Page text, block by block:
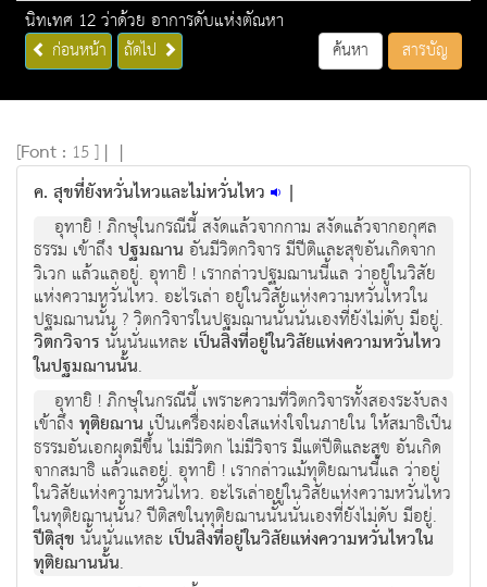
นิทเทศ 12 ว่าด้วย อาการดับแห่งตัณหา
ก่อนหน้า ถัดไป ค้นหา สารบัญ
[Font : 15 ] | |
ค. สุขที่ยังหวั่นไหวและไม่หวั่นไหว |
อุทายิ ! ภิกษุในกรณีนี้ สงัดแล้วจากกาม สงัดแล้วจากอกุศล
ธรรม เข้าถึง ปฐมฌาน อันมีวิตกวิจาร มีปีติและสุขอันเกิดจาก
วิเวก แล้วแลอยู่. อุทายิ ! เรากล่าวปฐมฌานนี้แล ว่าอยู่ในวิสัย
แห่งความหวั่นไหว. อะไรเล่า อยู่ในวิสัยแห่งความหวั่นไหวใน
ปฐมฌานนั้น ? วิตกวิจารในปฐมฌานนั้นนั่นเองที่ยังไม่ดับ มีอยู่.
วิตกวิจาร นั้นนั่นแหละ เป็นสิ่งที่อยู่ในวิสัยแห่งความหวั่นไหว
ในปฐมฌานนั้น.
อุทายิ ! ภิกษุในกรณีนี้ เพราะความที่วิตกวิจารทั้งสองระงับลง
เข้าถึง ทุติยฌานเป็นเครื่องผ่องใสแห่งใจในภายใน ให้สมาธิเป็น
ธรรมอันเอกผุดมีขึ้น ไม่มีวิตก ไม่มีวิจาร มีแต่ปีติและสุข อันเกิด
จากสมาธิ แล้วแลอยู่. อุทายิ ! เรากล่าวแม้ทุติยฌานนี้แล ว่าอยู่
ในวิสัยแห่งความหวั่นไหว. อะไรเล่าอยู่ในวิสัยแห่งความหวั่นไหว
ในทุติยฌานนั้น? ปีติสขในทุติยฌานนั้นนั่นเองที่ยังไม่ดับ มีอยู่.
ปีติสุข นั้นนั่นแหละ เป็นสิ่งที่อยู่ในวิสัยแห่งความหวั่นไหวใน
ทุติยฌานนั้น.